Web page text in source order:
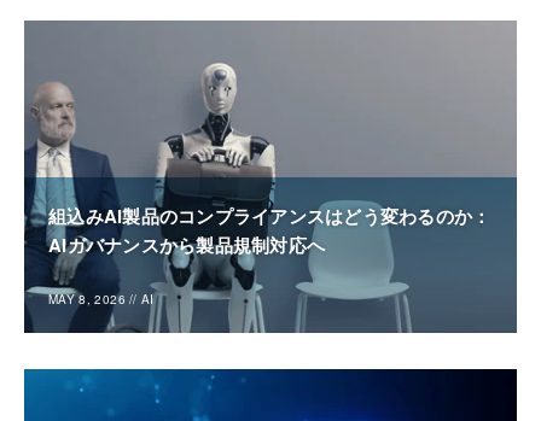
組込みAI製品のコンプライアンスはどう変わるのか：
AIガバナンスから製品規制対応へ
MAY 8, 2026 // AI